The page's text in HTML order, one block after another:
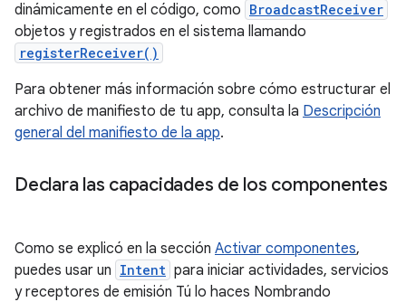
dinámicamente en el código, como BroadcastReceiver
objetos y registrados en el sistema llamando
registerReceiver()
Para obtener más información sobre cómo estructurar el
archivo de manifiesto de tu app, consulta la Descripción
general del manifiesto de la app.
Declara las capacidades de los componentes
Como se explicó en la sección Activar componentes,
puedes usar un Intent para iniciar actividades, servicios
y receptores de emisión Tú lo haces Nombrando